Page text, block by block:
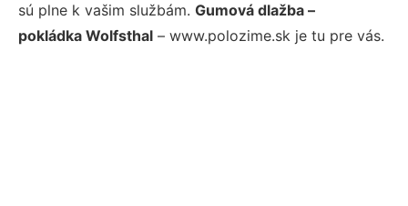
sú plne k vašim službám. Gumová dlažba –
pokládka Wolfsthal – www.polozime.sk je tu pre vás.